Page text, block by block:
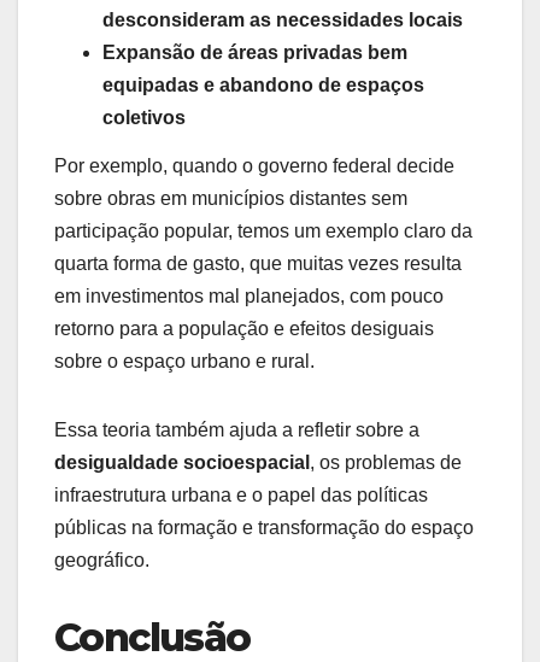
desconsideram as necessidades locais
Expansão de áreas privadas bem
equipadas e abandono de espaços
coletivos
Por exemplo, quando o governo federal decide
sobre obras em municípios distantes sem
participação popular, temos um exemplo claro da
quarta forma de gasto, que muitas vezes resulta
em investimentos mal planejados, com pouco
retorno para a população e efeitos desiguais
sobre o espaço urbano e rural.
Essa teoria também ajuda a refletir sobre a
desigualdade socioespacial , os problemas de
infraestrutura urbana e o papel das políticas
públicas na formação e transformação do espaço
geográfico.
Conclusão